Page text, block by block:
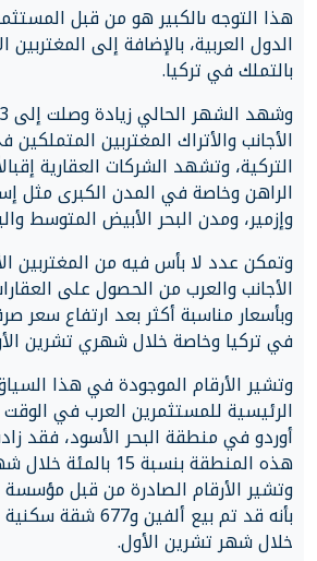
هذا التوجه ىالكبير هو من قبل
الدول العربية، بالإضافة إلى المغتربين
بالتملك في تركيا.
الأجانب والأتراك المغتربين
التركية، وتشهد الشركات العقارية
الراهن وخاصة في المدن الكبرى مثل
وإزمير، ومدن البحر الأبيض المتوسط
وتمكن عدد لا بأس فيه من المغتربين
الأجانب والعرب من الحصول على
وبأسعار مناسبة أكثر بعد ارتفاع سعر
في تركيا وخاصة خلال شهري تشرين
وتشير الأرقام الموجودة في هذا
الرئيسية للمستثمرين العرب في
أوردو في منطقة البحر الأسود، فقد
هذه المنطقة بنسبة 15
وتشير الأرقام الصادرة من قبل مؤسسة
بأنه قد تم بيع ألفين
خلال شهر تشرين الأول.